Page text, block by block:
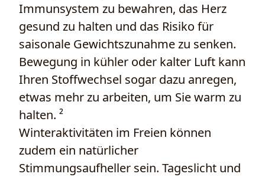
Immunsystem zu bewahren, das Herz
gesund zu halten und das Risiko für
saisonale Gewichtszunahme zu senken.
Bewegung in kühler oder kalter Luft kann
Ihren Stoffwechsel sogar dazu anregen,
etwas mehr zu arbeiten, um Sie warm zu
halten. ²
Winteraktivitäten im Freien können
zudem ein natürlicher
Stimmungsaufheller sein. Tageslicht und